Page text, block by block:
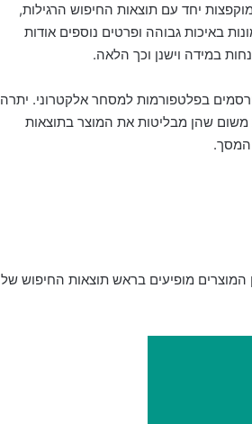
יחד עם תוצאות החיפוש הרגילות,
באיכות גבוהה ופרטים נוספים אודות
במידה וישנן וכך הלאה.
בפלטפורמות למסחר אלקטרוני. יתרה
משום שהן מבליטות את המוצר בתוצאות
המסך.
המוצרים מופיעים בראש תוצאות החיפוש של